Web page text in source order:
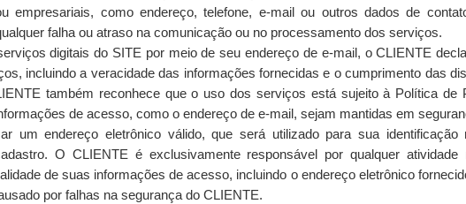
empresariais, como endereço, telefone, e-mail ou outros dados de
falha ou atraso na comunicação ou no processamento dos serviços.
digitais do SITE por meio de seu endereço de e-mail, o CLIENTE
incluindo a veracidade das informações fornecidas e o cumprimento das
também reconhece que o uso dos serviços está sujeito à Política de
de acesso, como o endereço de e-mail, sejam mantidas em
um endereço eletrônico válido, que será utilizado para sua
O CLIENTE é exclusivamente responsável por qualquer
de suas informações de acesso, incluindo o endereço eletrônico
por falhas na segurança do CLIENTE.